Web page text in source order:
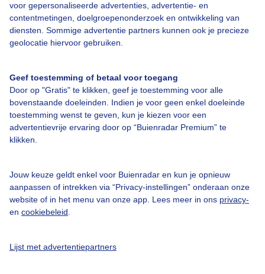
voor gepersonaliseerde advertenties, advertentie- en
contentmetingen, doelgroepenonderzoek en ontwikkeling van
diensten. Sommige advertentie partners kunnen ook je precieze
geolocatie hiervoor gebruiken.
Geef toestemming of betaal voor toegang
Door op "Gratis" te klikken, geef je toestemming voor alle
bovenstaande doeleinden. Indien je voor geen enkel doeleinde
toestemming wenst te geven, kun je kiezen voor een
advertentievrije ervaring door op “Buienradar Premium” te
klikken.
Jouw keuze geldt enkel voor Buienradar en kun je opnieuw
aanpassen of intrekken via “Privacy-instellingen” onderaan onze
website of in het menu van onze app. Lees meer in ons privacy-
en cookiebeleid
Lijst met advertentiepartners
Over Buienradar
Veelgestelde vragen
Contact
Toegankelijkheid
Buienradar Team
Privacy beleid
Privacy instellingen